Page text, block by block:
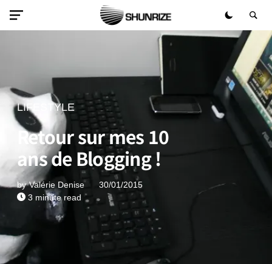
LIFESTYLE
Retour sur mes 10
ans de Blogging !
by Valérie Denise
30/01/2015
3 minute read